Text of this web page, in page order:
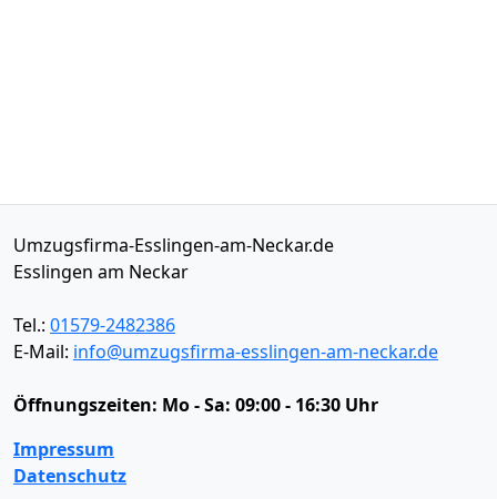
Umzugsfirma-Esslingen-am-Neckar.de
Esslingen am Neckar
Tel.: 01579-2482386
E-Mail: info@umzugsfirma-esslingen-am-neckar.de
Öffnungszeiten: Mo - Sa: 09:00 - 16:30 Uhr
Impressum
Datenschutz